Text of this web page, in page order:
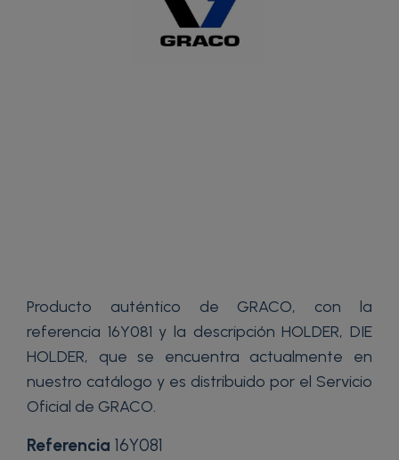
Producto auténtico de GRACO, con la
referencia 16Y081 y la descripción HOLDER, DIE
HOLDER, que se encuentra actualmente en
nuestro catálogo y es distribuido por el Servicio
Oficial de GRACO.
Referencia 16Y081